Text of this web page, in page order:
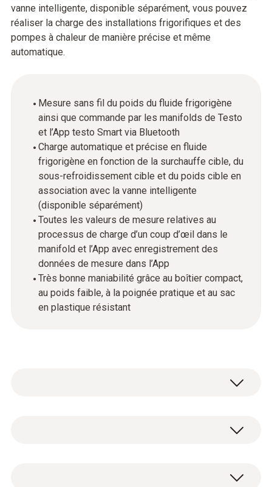
vanne intelligente, disponible séparément, vous pouvez
réaliser la charge des installations frigorifiques et des
pompes à chaleur de manière précise et même
automatique.
Mesure sans fil du poids du fluide frigorigène
ainsi que commande par les manifolds de Testo
et l’App testo Smart via Bluetooth
Charge automatique et précise en fluide
frigorigène en fonction de la surchauffe cible, du
sous-refroidissement cible et du poids cible en
association avec la vanne intelligente
(disponible séparément)
Toutes les valeurs de mesure relatives au
processus de charge d’un coup d’œil dans le
manifold et l’App avec enregistrement des
données de mesure dans l’App
Très bonne maniabilité grâce au boîtier compact,
au poids faible, à la poignée pratique et au sac
en plastique résistant
numérique de fluide frigorigène testo 560i.